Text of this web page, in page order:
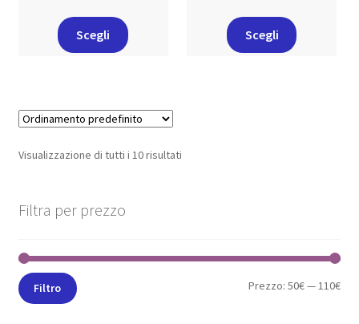
Scegli Scegli
Visualizzazione di tutti i 10 risultati
Filtra per prezzo
Filtro Prezzo:50€— 110€